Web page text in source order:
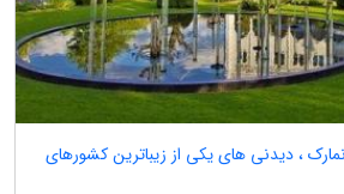
، دیدنی های یکی از زیباترین کشورهای